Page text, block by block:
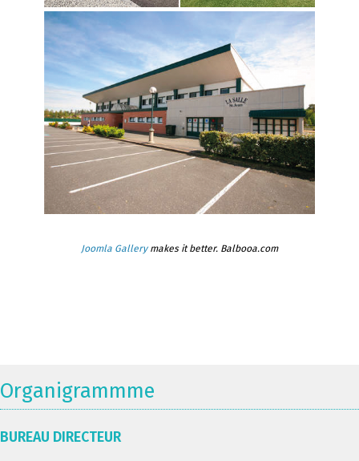
Joomla Gallerymakes it better. Balbooa.com
Organigrammme
BUREAU DIRECTEUR